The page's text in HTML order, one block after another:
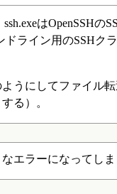
はOpenSSH
ライン用のSSHク
うにしてファイル
る）。
エラーになってしま